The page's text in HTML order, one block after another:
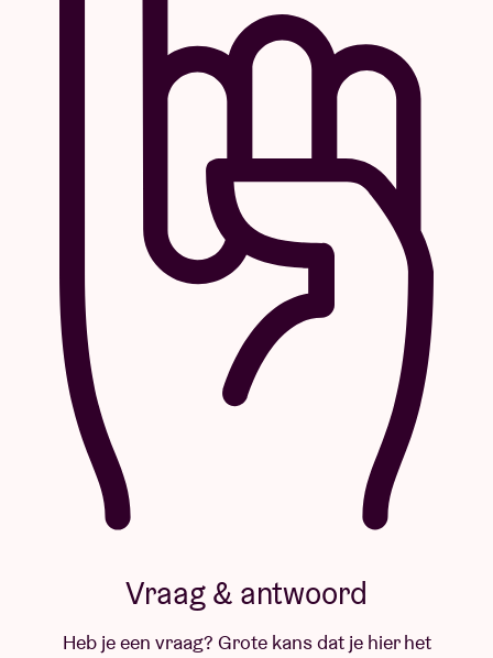
Vraag & antwoord
Heb je een vraag? Grote kans dat je hier het